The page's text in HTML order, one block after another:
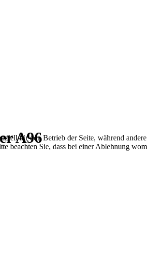
A96
für den Betrieb der Seite, während
beachten Sie, dass bei einer Ablehnung